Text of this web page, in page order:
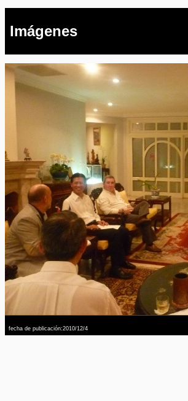
Imágenes
fecha de publicación:2010/12/4